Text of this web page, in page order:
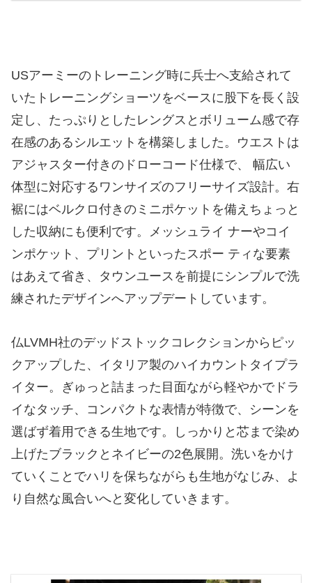
USアーミーのトレーニング時に兵士へ支給されて
いたトレーニングショーツをベースに股下を長く設
定し、たっぷりとしたレングスとボリューム感で存
在感のあるシルエットを構築しました。ウエストは
アジャスター付きのドローコード仕様で、 幅広い
体型に対応するワンサイズのフリーサイズ設計。右
裾にはベルクロ付きのミニポケットを備えちょっと
した収納にも便利です。メッシュライ ナーやコイ
ンポケット、プリントといったスポー ティな要素
はあえて省き、タウンユースを前提にシンプルで洗
練されたデザインへアップデートしています。
仏LVMH社のデッドストックコレクションからピッ
クアップした、イタリア製のハイカウントタイプラ
イター。ぎゅっと詰まった目面ながら軽やかでドラ
イなタッチ、コンパクトな表情が特徴で、シーンを
選ばず着用できる生地です。しっかりと芯まで染め
上げたブラックとネイビーの2色展開。洗いをかけ
ていくことでハリを保ちながらも生地がなじみ、よ
り自然な風合いへと変化していきます。